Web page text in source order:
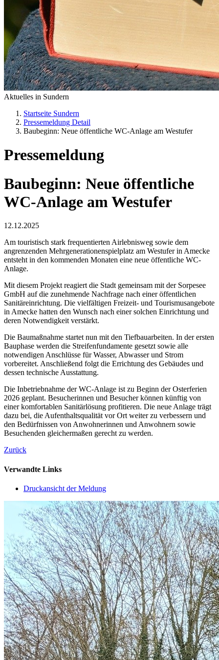
Aktuelles in Sundern
Startseite Sundern
Pressemeldung Detail
Baubeginn: Neue öffentliche WC-Anlage am Westufer
Pressemeldung
Baubeginn: Neue öffentliche
WC-Anlage am Westufer
12.12.2025
Am touristisch stark frequentierten Airlebnisweg sowie dem
angrenzenden Mehrgenerationenspielplatz am Westufer in Amecke
entsteht in den kommenden Monaten eine neue öffentliche WC-
Anlage.
Mit diesem Projekt reagiert die Stadt gemeinsam mit der Sorpesee
GmbH auf die zunehmende Nachfrage nach einer öffentlichen
Sanitäreinrichtung. Die vielfältigen Freizeit- und Tourismusangebote
in Amecke hatten den Wunsch nach einer solchen Einrichtung und
deren Notwendigkeit verstärkt.
Die Baumaßnahme startet nun mit den Tiefbauarbeiten. In der ersten
Bauphase werden die Streifenfundamente gesetzt sowie alle
notwendigen Anschlüsse für Wasser, Abwasser und Strom
vorbereitet. Anschließend folgt die Errichtung des Gebäudes und
dessen technische Ausstattung.
Die Inbetriebnahme der WC-Anlage ist zu Beginn der Osterferien
2026 geplant. Besucherinnen und Besucher können künftig von
einer komfortablen Sanitärlösung profitieren. Die neue Anlage trägt
dazu bei, die Aufenthaltsqualität vor Ort weiter zu verbessern und
den Bedürfnissen von Anwohnerinnen und Anwohnern sowie
Besuchenden gleichermaßen gerecht zu werden.
Zurück
Verwandte Links
Druckansicht der Meldung